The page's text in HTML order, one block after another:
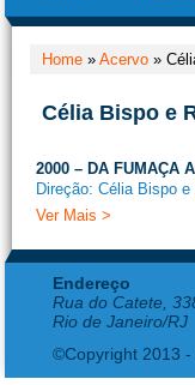
Home » Acervo »
Célia Bispo e
2000 – DA FUMAÇA
Direção: Célia Bispo e
Ver Mais >
Endereço
Rua do Catete,
Rio de Janeiro/RJ
©Copyright 2013 -